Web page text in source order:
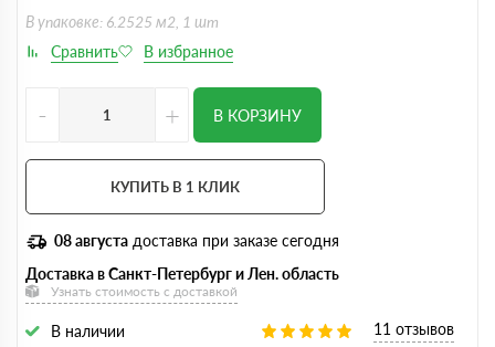
В упаковке: 6.2525 м2, 1 шт
- + В КОРЗИНУ
КУПИТЬ В 1 КЛИК
08 августа доставка при заказе сегодня
Доставка в Санкт-Петербург и Лен. область
Узнать стоимость с доставкой
В наличии 11 отзывов